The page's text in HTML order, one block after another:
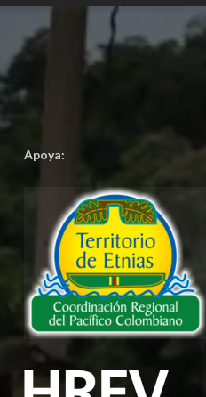
Apoya: